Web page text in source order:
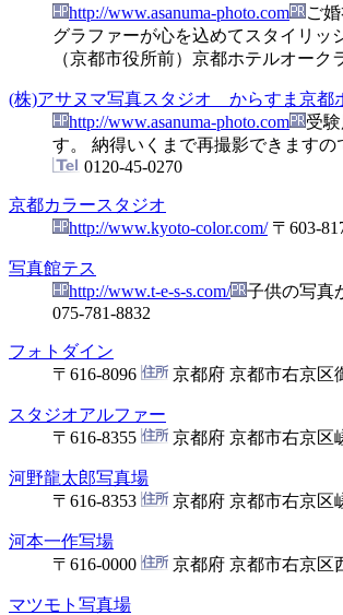
http://www.asanuma-photo.com
ご
グラファーが心を込めてスタイリッ
（京都市役所前）京都ホテルオーク
(株)アサヌマ写真スタジオ からすま京都
http://www.asanuma-photo.com
受
す。 納得いくまで再撮影できますの
0120-45-0270
京都カラースタジオ
http://www.kyoto-color.com/ 〒603-
写真館テス
http://www.t-e-s-s.com/
子供の写真
075-781-8832
フォトダイン
〒616-8096
京都府 京都市右京区
スタジオアルファー
〒616-8355
京都府 京都市右京区
河野龍太郎写真場
〒616-8353
京都府 京都市右京区
河本一作写場
〒616-0000
京都府 京都市右京区
マツモト写真場